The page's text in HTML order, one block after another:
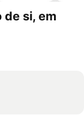
si, em